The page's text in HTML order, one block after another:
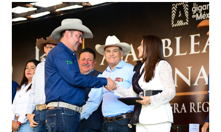
Corazón Urbano y el Municipio capital. Leo Montañez
informó que en este programa se usarán cerca de 90 mil
metros cuadrados de pintura, para dar inicio en la calle
Nieto, entre Jesús F. Elizondo y la calle 22 de Octubre, con
lo que se aplicará pintura en 66 casas. Posteriormente se
llevará este programa a Villas de Nuestra Señora de la
Asunción, Avenida Alameda y Decreto 27 de Septiembre, en
los edificios FOVISSSTE Ojo de Agua, en la comunidad
Norias de Paso Hondo y en los edificios de...